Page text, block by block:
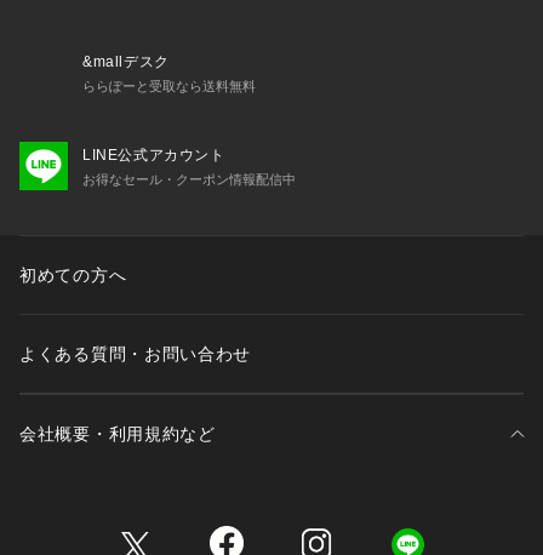
&mallデスク
ららぽーと受取なら送料無料
LINE公式アカウント
お得なセール・クーポン情報配信中
初めての方へ
よくある質問・お問い合わせ
会社概要・利用規約など